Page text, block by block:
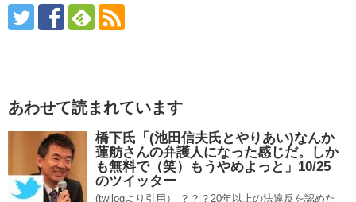
あわせて読まれています
橋下氏「(池田信夫氏とやりあい)なんか
蓮舫さんの弁護人になった感じだ。しか
も無料で（笑）もうやめよっと」10/25
のツイッター
(twilogより引用） ？？？20年以上の法違反を認めた